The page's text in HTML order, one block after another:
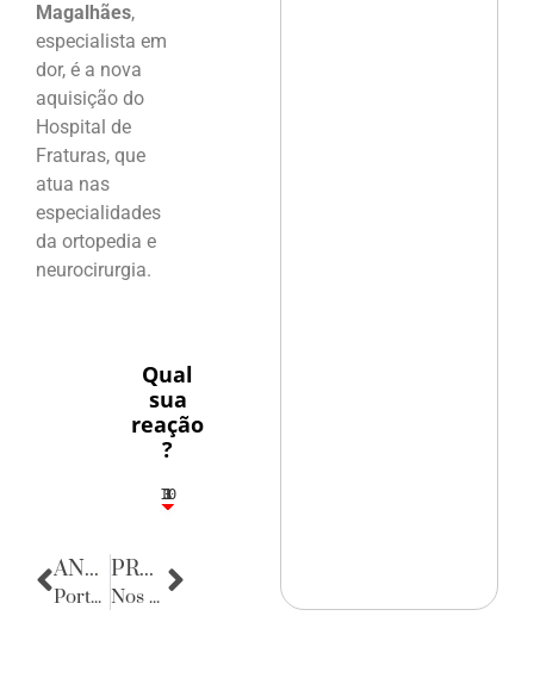
Magalhães,
especialista em
dor, é a nova
aquisição do
Hospital de
Fraturas, que
atua nas
especialidades
da ortopedia e
neurocirurgia.
Qual
sua
reação
?
3
1
1
3
10
ANTERIOR
Porta Retratos
PRÓXIMA
Nos Bastidores da Política